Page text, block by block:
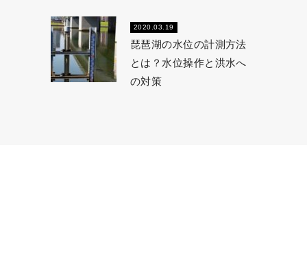
2020.03.19
琵琶湖の水位の計測方法
とは？水位操作と洪水へ
の対策